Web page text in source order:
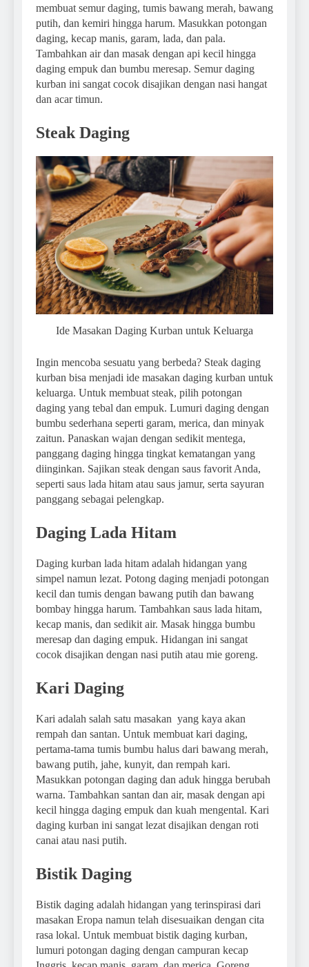
membuat semur daging, tumis bawang merah, bawang
putih, dan kemiri hingga harum. Masukkan potongan
daging, kecap manis, garam, lada, dan pala.
Tambahkan air dan masak dengan api kecil hingga
daging empuk dan bumbu meresap. Semur daging
kurban ini sangat cocok disajikan dengan nasi hangat
dan acar timun.
Steak Daging
Ide Masakan Daging Kurban untuk Keluarga
Ingin mencoba sesuatu yang berbeda? Steak daging
kurban bisa menjadi ide masakan daging kurban untuk
keluarga. Untuk membuat steak, pilih potongan
daging yang tebal dan empuk. Lumuri daging dengan
bumbu sederhana seperti garam, merica, dan minyak
zaitun. Panaskan wajan dengan sedikit mentega,
panggang daging hingga tingkat kematangan yang
diinginkan. Sajikan steak dengan saus favorit Anda,
seperti saus lada hitam atau saus jamur, serta sayuran
panggang sebagai pelengkap.
Daging Lada Hitam
Daging kurban lada hitam adalah hidangan yang
simpel namun lezat. Potong daging menjadi potongan
kecil dan tumis dengan bawang putih dan bawang
bombay hingga harum. Tambahkan saus lada hitam,
kecap manis, dan sedikit air. Masak hingga bumbu
meresap dan daging empuk. Hidangan ini sangat
cocok disajikan dengan nasi putih atau mie goreng.
Kari Daging
Kari adalah salah satu masakan yang kaya akan
rempah dan santan. Untuk membuat kari daging,
pertama-tama tumis bumbu halus dari bawang merah,
bawang putih, jahe, kunyit, dan rempah kari.
Masukkan potongan daging dan aduk hingga berubah
warna. Tambahkan santan dan air, masak dengan api
kecil hingga daging empuk dan kuah mengental. Kari
daging kurban ini sangat lezat disajikan dengan roti
canai atau nasi putih.
Bistik Daging
Bistik daging adalah hidangan yang terinspirasi dari
masakan Eropa namun telah disesuaikan dengan cita
rasa lokal. Untuk membuat bistik daging kurban,
lumuri potongan daging dengan campuran kecap